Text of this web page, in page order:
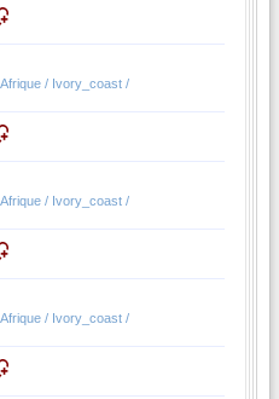
/ Ivory_coast /
/ Ivory_coast /
/ Ivory_coast /